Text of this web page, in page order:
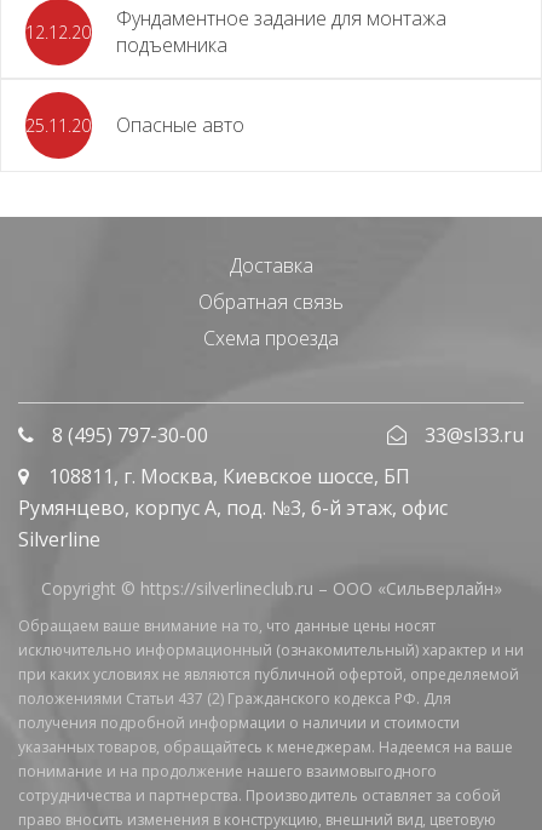
12.12.2023
Фундаментное задание для монтажа
подъемника
25.11.2023 Опасные авто
Доставка
Обратная связь
Схема проезда
8 (495) 797-30-00
33@sl33.ru
108811, г. Москва, Киевское шоссе, БП
Румянцево, корпус А, под. №3, 6-й этаж, офис
Silverline
Copyright © https://silverlineclub.ru – ООО «Сильверлайн»
Обращаем ваше внимание на то, что данные цены носят
исключительно информационный (ознакомительный) характер и ни
при каких условиях не являются публичной офертой, определяемой
положениями Статьи 437 (2) Гражданского кодекса РФ. Для
получения подробной информации о наличии и стоимости
указанных товаров, обращайтесь к менеджерам. Надеемся на ваше
понимание и на продолжение нашего взаимовыгодного
сотрудничества и партнерства. Производитель оставляет за собой
право вносить изменения в конструкцию, внешний вид, цветовую